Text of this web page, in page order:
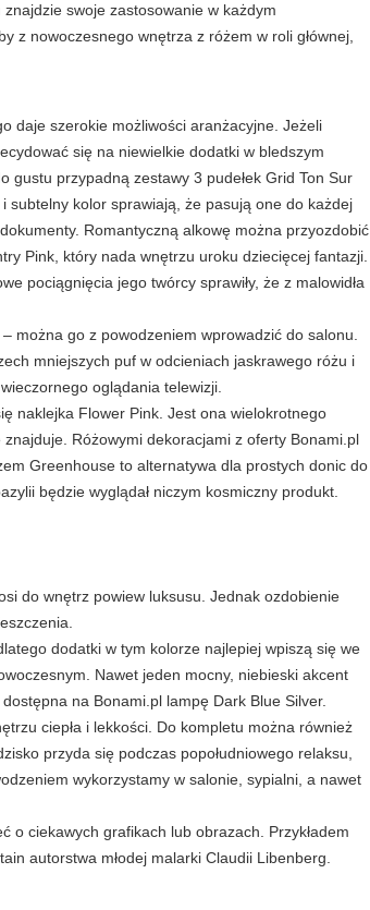
swoje zastosowanie w każdym
z nowoczesnego wnętrza z różem w roli głównej,
daje szerokie możliwości aranżacyjne. Jeżeli
się na niewielkie dodatki w bledszym
przypadną zestawy 3 pudełek Grid Ton Sur
subtelny kolor sprawiają, że pasują one do każdej
Romantyczną alkowę można przyozdobić
Pink, który nada wnętrzu uroku dziecięcej fantazji.
pociągnięcia jego twórcy sprawiły, że z malowidła
można go z powodzeniem wprowadzić do salonu.
mniejszych puf w odcieniach jaskrawego różu i
oglądania telewizji.
naklejka Flower Pink. Jest ona wielokrotnego
Różowymi dekoracjami z oferty Bonami.pl
Greenhouse to alternatywa dla prostych donic do
będzie wyglądał niczym kosmiczny produkt.
do wnętrz powiew luksusu. Jednak ozdobienie
dodatki w tym kolorze najlepiej wpiszą się we
Nawet jeden mocny, niebieski akcent
na Bonami.pl lampę Dark Blue Silver.
ciepła i lekkości. Do kompletu można również
przyda się podczas popołudniowego relaksu,
wykorzystamy w salonie, sypialni, a nawet
o ciekawych grafikach lub obrazach. Przykładem
autorstwa młodej malarki Claudii Libenberg.